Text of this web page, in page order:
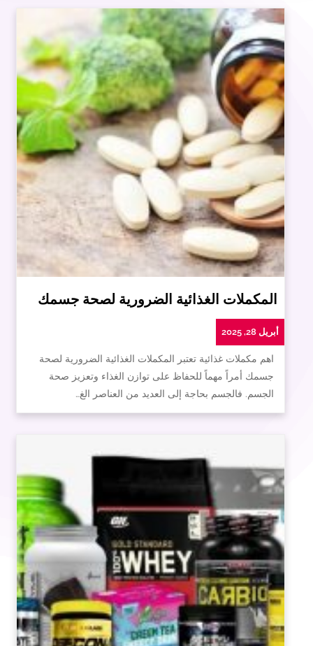
المكملات الغذائية الضرورية لصحة جسمك
أبريل 28, 2025
اهم مكملات غذائية تعتبر المكملات الغذائية الضرورية لصحة
جسمك أمراً مهماً للحفاظ على توازن الغذاء وتعزيز صحة
الجسم. فالجسم بحاجة إلى العديد من العناصر الغ…